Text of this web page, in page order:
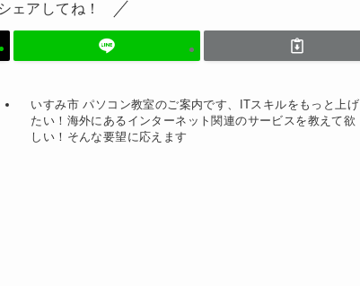
ェアしてね！
いすみ市 パソコン教室のご案内です、ITスキルをもっと上げ
たい！海外にあるインターネット関連のサービスを教えて欲
しい！そんな要望に応えます